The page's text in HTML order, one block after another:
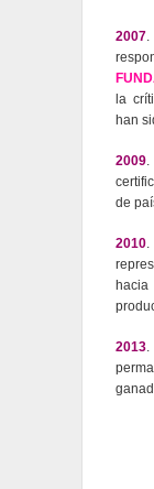
2007.
la
han
2009.
de
2010.
2013.